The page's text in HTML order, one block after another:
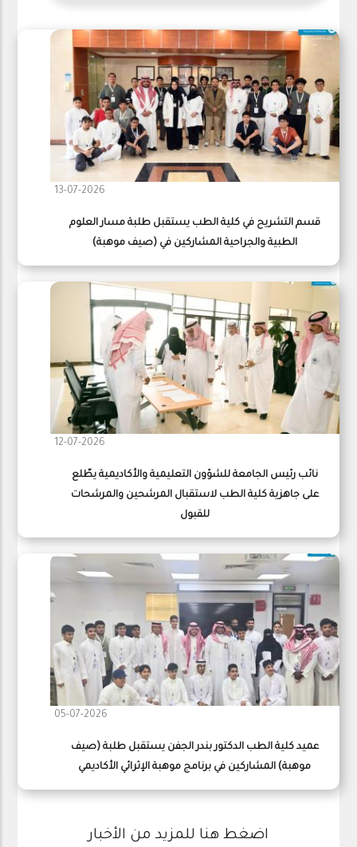
13-07-2026
قسم التشريح في كلية الطب يستقبل طلبة مسار العلوم
الطبية والجراحية المشاركين في (صيف موهبة)
12-07-2026
نائب رئيس الجامعة للشؤون التعليمية والأكاديمية يطّلع
على جاهزية كلية الطب لاستقبال المرشحين والمرشحات
للقبول
05-07-2026
عميد كلية الطب الدكتور بندر الجفن يستقبل طلبة (صيف
موهبة) المشاركين في برنامج موهبة الإثرائي الأكاديمي
اضغط هنا للمزيد من الأخبار